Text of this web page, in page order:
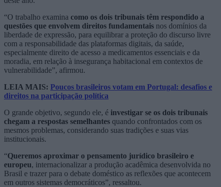
“O trabalho examina como os dois tribunais têm respondido a
questões que envolvem direitos fundamentais nos domínios da
liberdade de expressão, para equilibrar a proteção do discurso livre
com a responsabilidade das plataformas digitais, da saúde,
especialmente direito de acesso a medicamentos essenciais e da
moradia, em relação à insegurança habitacional em contextos de
vulnerabilidade”, afirmou.
LEIA MAIS: Poucos brasileiros votam em Portugal: desafios e
direitos na participação política
O grande objetivo, segundo ele, é investigar se os dois tribunais
chegam a respostas semelhantes quando confrontados com os
mesmos problemas, considerando suas tradições e suas vias
institucionais.
“Queremos aproximar o pensamento jurídico brasileiro e
europeu, internacionalizar a produção acadêmica desenvolvida no
Brasil e trazer para o debate doméstico as reflexões que acontecem
em outros sistemas democráticos”, ressaltou.